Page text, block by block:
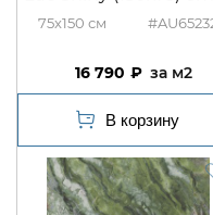
75x150
16 790 м2